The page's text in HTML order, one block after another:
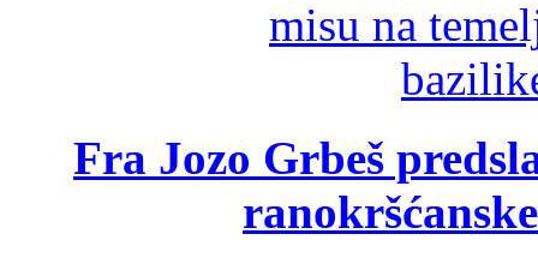
Fra Jozo Grbeš